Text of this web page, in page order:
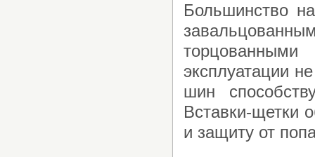
Большинство
эксплуатации
шин
Вставки-щетки
и защиту от